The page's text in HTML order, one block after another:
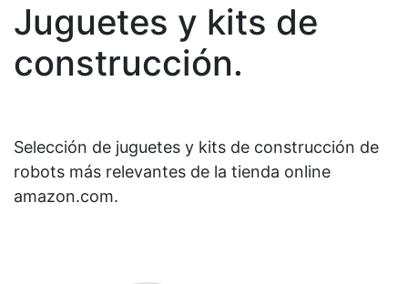
Juguetes y kits de
construcción.
Selección de juguetes y kits de construcción de
robots más relevantes de la tienda online
amazon.com.